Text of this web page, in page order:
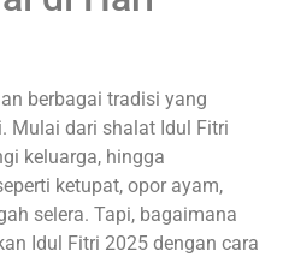
berbagai tradisi yang
Mulai dari shalat Idul Fitri
keluarga, hingga
ketupat, opor ayam,
selera. Tapi, bagaimana
Idul Fitri 2025 dengan cara